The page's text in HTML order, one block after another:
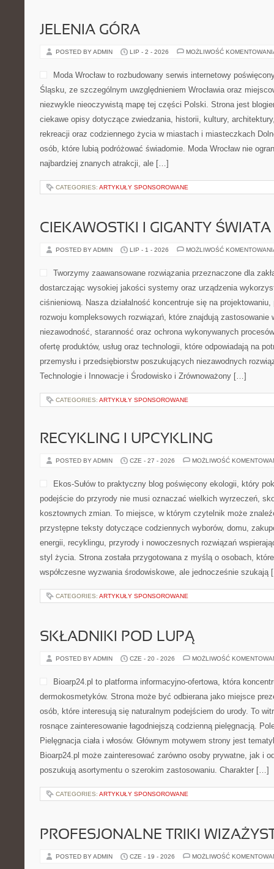
JELENIA GÓRA
POSTED BY ADMIN LIP - 2 - 2026 MOŻLIWOŚĆ
Moda Wrocław to rozbudowany serwis internetowy
Śląsku, ze szczególnym uwzględnieniem Wrocławia oraz
niezwykle nieoczywistą mapę tej części Polski. Strona jest
ciekawe opisy dotyczące zwiedzania, historii, kultury,
rekreacji oraz codziennego życia w miastach i miasteczkach
osób, które lubią podróżować świadomie. Moda Wrocław nie
najbardziej znanych atrakcji, ale […]
CATEGORIES: ARTYKUŁY SPONSOROWANE
CIEKAWOSTKI I GIGANTY ŚWIATA
POSTED BY ADMIN LIP - 1 - 2026 MOŻLIWOŚĆ
Tworzymy zaawansowane rozwiązania przeznaczone dla
dostarczając wysokiej jakości systemy oraz urządzenia
ciśnieniową. Nasza działalność koncentruje się na
rozwoju kompleksowych rozwiązań, które znajdują
niezawodność, staranność oraz ochrona wykonywanych
ofertę produktów, usług oraz technologii, które odpowiadają na
przemysłu i przedsiębiorstw poszukujących niezawodnych
Technologie i Innowacje i Środowisko i Zrównoważony […]
CATEGORIES: ARTYKUŁY SPONSOROWANE
RECYKLING I UPCYKLING
POSTED BY ADMIN CZE - 27 - 2026 MOŻLIWOŚĆ
Ekos-Sułów to praktyczny blog poświęcony ekologii, który
podejście do przyrody nie musi oznaczać wielkich wyrzeczeń,
kosztownych zmian. To miejsce, w którym czytelnik może
przystępne teksty dotyczące codziennych wyborów, domu,
energii, recyklingu, przyrody i nowoczesnych rozwiązań
styl życia. Strona została przygotowana z myślą o osobach,
współczesne wyzwania środowiskowe, ale jednocześnie
CATEGORIES: ARTYKUŁY SPONSOROWANE
SKŁADNIKI POD LUPĄ
POSTED BY ADMIN CZE - 20 - 2026 MOŻLIWOŚĆ
Bioarp24.pl to platforma informacyjno-ofertowa, która
dermokosmetyków. Strona może być odbierana jako miejsce
osób, które interesują się naturalnym podejściem do urody. To
rosnące zainteresowanie łagodniejszą codzienną pielęgnacją.
Pielęgnacja ciała i włosów. Głównym motywem strony jest
Bioarp24.pl może zainteresować zarówno osoby prywatne, jak i
poszukują asortymentu o szerokim zastosowaniu. Charakter […]
CATEGORIES: ARTYKUŁY SPONSOROWANE
PROFESJONALNE TRIKI
POSTED BY ADMIN CZE - 19 - 2026 MOŻLIWOŚĆ